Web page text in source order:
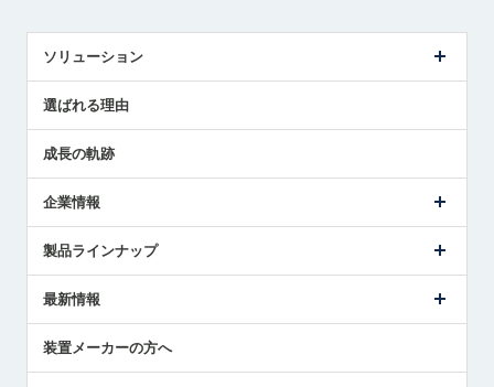
ソリューション
解決策提案
選ばれる理由
成長の軌跡
企業情報
ごあいさつ
受賞履歴
採用情報
国/地域/言語
製品ラインナップ
ツールセッタ製品
エアマイクロセンサ製品
最新情報
メトロールの技術
装置メーカーの方へ